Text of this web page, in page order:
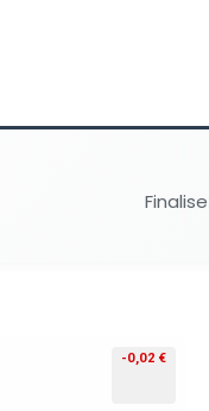
-0,02 €